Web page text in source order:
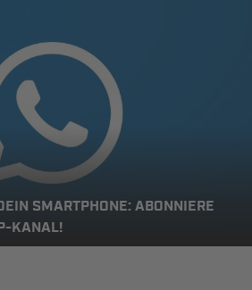
SMARTPHONE: ABONNIERE
KANAL!